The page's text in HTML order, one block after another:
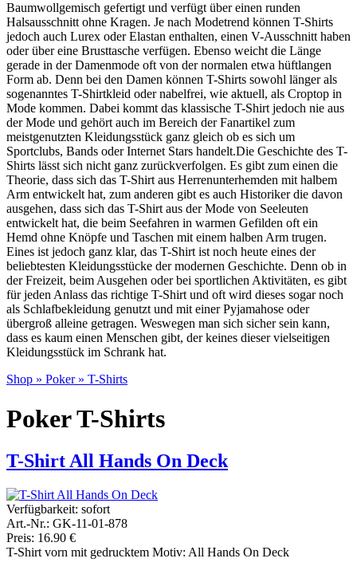
Baumwollgemisch gefertigt und verfügt über einen runden
Halsausschnitt ohne Kragen. Je nach Modetrend können T-Shirts
jedoch auch Lurex oder Elastan enthalten, einen V-Ausschnitt haben
oder über eine Brusttasche verfügen. Ebenso weicht die Länge
gerade in der Damenmode oft von der normalen etwa hüftlangen
Form ab. Denn bei den Damen können T-Shirts sowohl länger als
sogenanntes T-Shirtkleid oder nabelfrei, wie aktuell, als Croptop in
Mode kommen. Dabei kommt das klassische T-Shirt jedoch nie aus
der Mode und gehört auch im Bereich der Fanartikel zum
meistgenutzten Kleidungsstück ganz gleich ob es sich um
Sportclubs, Bands oder Internet Stars handelt.Die Geschichte des T-
Shirts lässt sich nicht ganz zurückverfolgen. Es gibt zum einen die
Theorie, dass sich das T-Shirt aus Herrenunterhemden mit halbem
Arm entwickelt hat, zum anderen gibt es auch Historiker die davon
ausgehen, dass sich das T-Shirt aus der Mode von Seeleuten
entwickelt hat, die beim Seefahren in warmen Gefilden oft ein
Hemd ohne Knöpfe und Taschen mit einem halben Arm trugen.
Eines ist jedoch ganz klar, das T-Shirt ist noch heute eines der
beliebtesten Kleidungsstücke der modernen Geschichte. Denn ob in
der Freizeit, beim Ausgehen oder bei sportlichen Aktivitäten, es gibt
für jeden Anlass das richtige T-Shirt und oft wird dieses sogar noch
als Schlafbekleidung genutzt und mit einer Pyjamahose oder
übergroß alleine getragen. Weswegen man sich sicher sein kann,
dass es kaum einen Menschen gibt, der keines dieser vielseitigen
Kleidungsstück im Schrank hat.
Shop » Poker» T-Shirts
Poker T-Shirts
T-Shirt All Hands On Deck
Verfügbarkeit: sofort
Art.-Nr.: GK-11-01-878
Preis: 16.90 €
T-Shirt vorn mit gedrucktem Motiv: All Hands On Deck